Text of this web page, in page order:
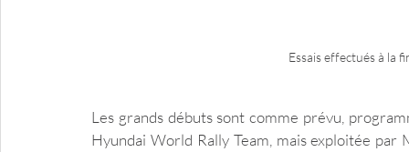
Essais effectués à la
Les grands débuts sont comme prévu,
Hyundai World Rally Team, mais exploitée